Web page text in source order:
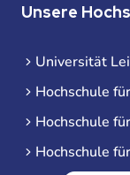
Unsere
Universität
Hochschule
Hochschule
Hochschule